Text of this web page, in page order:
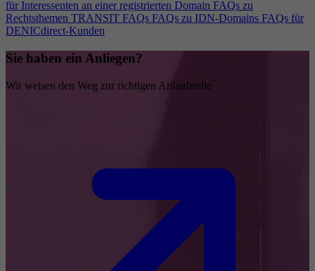
für Interessenten an einer registrierten Domain FAQs zu
Rechtsthemen TRANSIT FAQs FAQs zu IDN-Domains FAQs für
DENICdirect-Kunden
Sie haben ein Anliegen?
Wir weisen den Weg zur richtigen Anlaufstelle